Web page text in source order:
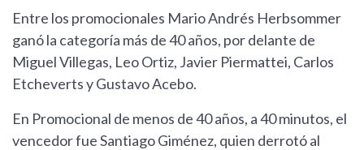
Entre los promocionales Mario Andrés Herbsommer
ganó la categoría más de 40 años, por delante de
Miguel Villegas, Leo Ortiz, Javier Piermattei, Carlos
Etcheverts y Gustavo Acebo.
En Promocional de menos de 40 años, a 40 minutos, el
vencedor fue Santiago Giménez, quien derrotó al